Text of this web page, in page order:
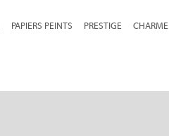
PAPIERS PEINTS PRESTIGE CHARME